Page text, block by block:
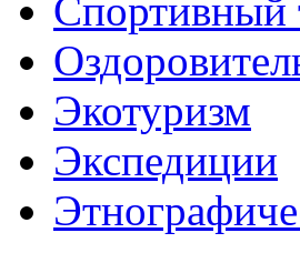
Спортивный
Экотуризм
Экспедиции